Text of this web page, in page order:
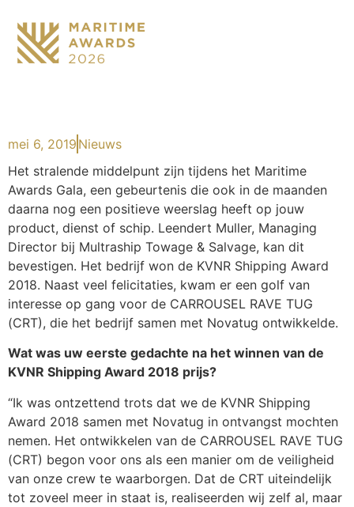
mei 6, 2019 Nieuws
Het stralende middelpunt zijn tijdens het Maritime
Awards Gala, een gebeurtenis die ook in de maanden
daarna nog een positieve weerslag heeft op jouw
product, dienst of schip. Leendert Muller, Managing
Director bij Multraship Towage & Salvage, kan dit
bevestigen. Het bedrijf won de KVNR Shipping Award
2018. Naast veel felicitaties, kwam er een golf van
interesse op gang voor de CARROUSEL RAVE TUG
(CRT), die het bedrijf samen met Novatug ontwikkelde.
Wat was uw eerste gedachte na het winnen van de
KVNR Shipping Award 2018 prijs?
“Ik was ontzettend trots dat we de KVNR Shipping
Award 2018 samen met Novatug in ontvangst mochten
nemen. Het ontwikkelen van de CARROUSEL RAVE TUG
(CRT) begon voor ons als een manier om de veiligheid
van onze crew te waarborgen. Dat de CRT uiteindelijk
tot zoveel meer in staat is, realiseerden wij zelf al, maar